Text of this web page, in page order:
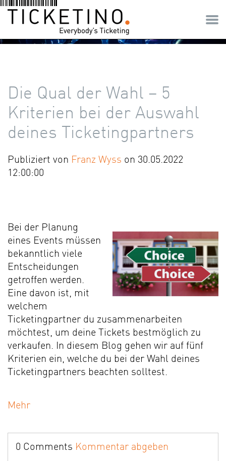
Die Qual der Wahl – 5
Kriterien bei der Auswahl
deines Ticketingpartners
Publiziert von Franz Wyss on 30.05.2022
12:00:00
Bei der Planung
eines Events müssen
bekanntlich viele
Entscheidungen
getroffen werden.
Eine davon ist, mit
welchem
Ticketingpartner du zusammenarbeiten
möchtest, um deine Tickets bestmöglich zu
verkaufen. In diesem Blog gehen wir auf fünf
Kriterien ein, welche du bei der Wahl deines
Ticketingpartners beachten solltest.
Mehr
0 Comments Kommentar abgeben